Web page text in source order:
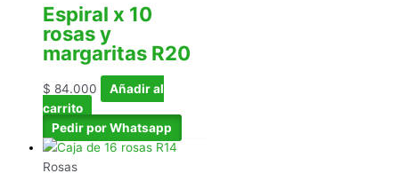
Espiral x 10
rosas y
margaritas R20
$ 84.000
Añadir al
carrito
Pedir por Whatsapp
Rosas